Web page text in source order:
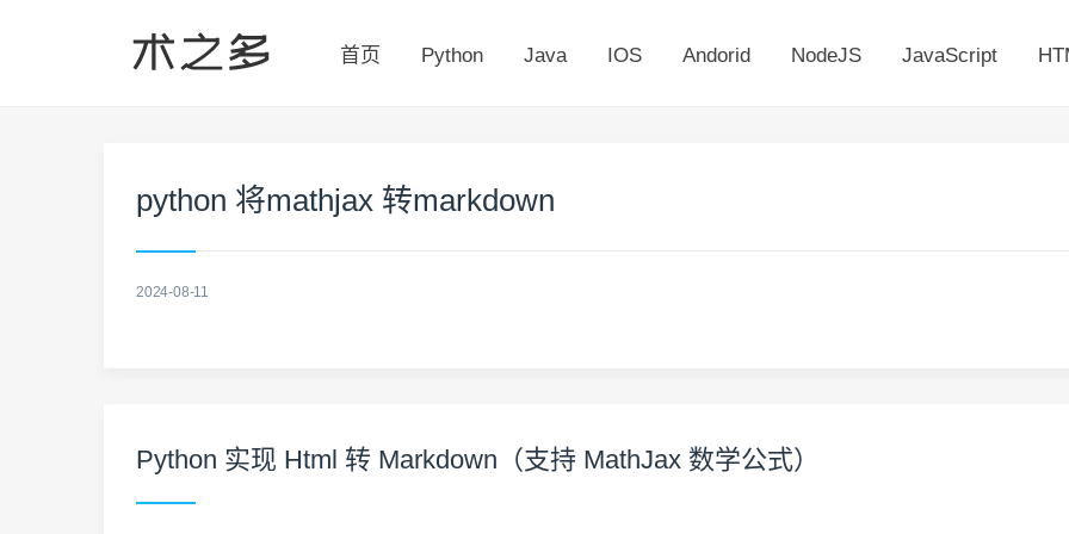
首页 Python Java IOS Andorid NodeJS JavaScript
python 将mathjax 转markdown
2024-08-11
Python 实现 Html 转 Markdown（支持 MathJax 数学公式）